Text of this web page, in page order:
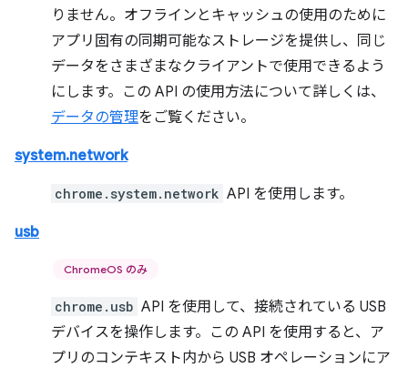
りません。オフラインとキャッシュの使用のために
アプリ固有の同期可能なストレージを提供し、同じ
データをさまざまなクライアントで使用できるよう
にします。この API の使用方法について詳しくは、
データの管理をご覧ください。
system.network
chrome.system.network API を使用します。
usb
ChromeOS のみ
chrome.usb API を使用して、接続されている USB
デバイスを操作します。この API を使用すると、ア
プリのコンテキスト内から USB オペレーションにア